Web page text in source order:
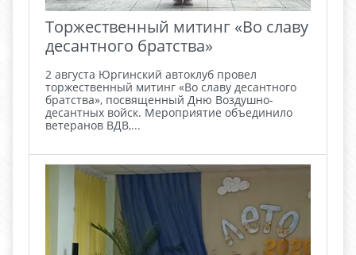
Торжественный митинг «Во славу
десантного братства»
2 августа Юргинский автоклуб провел
торжественный митинг «Во славу десантного
братства», посвященный Дню Воздушно-
десантных войск. Мероприятие объединило
ветеранов ВДВ,...